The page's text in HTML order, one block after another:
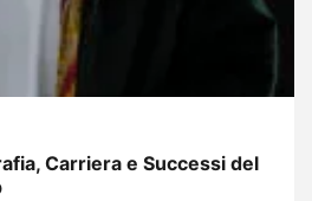
Carriera e Successi del